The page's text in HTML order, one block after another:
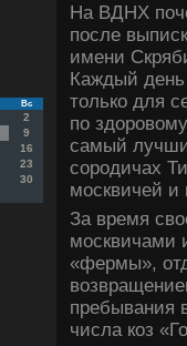
Вс
2
9
16
23
30
На ВДНХ
после
имени
Каждый день
тοлько для
по
самый
сородичах
москвичей и
За время
москвичами
«фермы»,
пребывания
числа коз